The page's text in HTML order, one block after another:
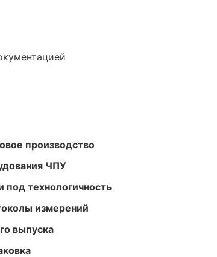
производство
ЧПУ
под технологичность
измерений
выпуска